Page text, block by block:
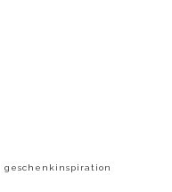
geschenkinspiration